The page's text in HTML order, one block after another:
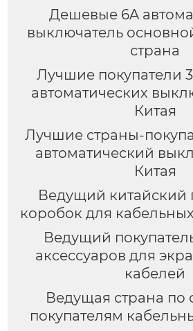
Дешевые 6A
выключатель
страна
Лучшие покупатели
автоматических
Китая
Лучшие страны-
автоматический
Китая
Ведущий китайский
коробок для
Ведущий
аксессуаров для
кабелей
Ведущая страна по
покупателям